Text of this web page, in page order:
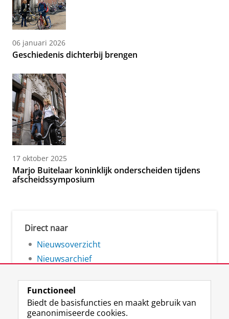
06 januari 2026
Geschiedenis dichterbij brengen
17 oktober 2025
Marjo Buitelaar koninklijk onderscheiden tijdens
afscheidssymposium
Direct naar
Nieuwsoverzicht
Nieuwsarchief
Functioneel
Biedt de basisfuncties en maakt gebruik van
geanonimiseerde cookies.